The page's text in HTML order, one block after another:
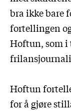
bra ikke bare
fortellingen
Hoftun, som
Hoftun
for å gjøre